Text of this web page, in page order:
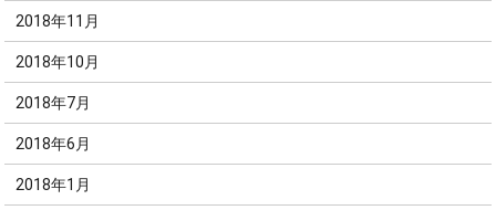
2018年11月
2018年10月
2018年7月
2018年6月
2018年1月